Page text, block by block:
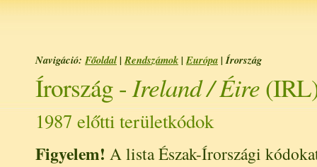
Navigáció: Főoldal|Rendszámok|Európa| Írország
Írország -Ireland / Éire
1987 előtti területkódok
Figyelem! A lista Észak-Írországi